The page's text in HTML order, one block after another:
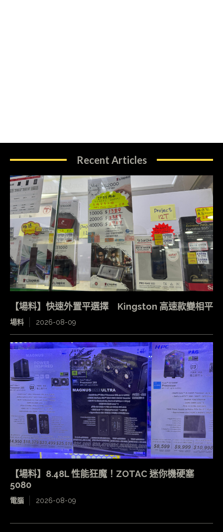
Recent Articles
【場料】快速外置平選擇 Kingston 高速款變相平
場料 2026-08-09
【場料】8.48L 性能狂魔！ZOTAC 迷你機硬塞
5080
電腦 2026-08-09